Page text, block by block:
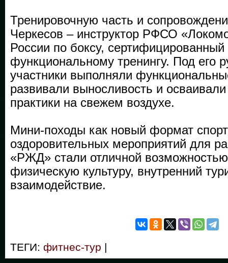
Тренировочную часть и
Черкесов – инструктор РФСО
России по боксу,
функциональному тренингу. Под его
участники выполняли
развивали выносливость и
практики на свежем воздухе.
Мини-походы как новый формат
оздоровительных мероприятий для
«РЖД» стали отличной
физическую культуру, внутренний
взаимодействие.
ТЕГИ: фитнес-тур |